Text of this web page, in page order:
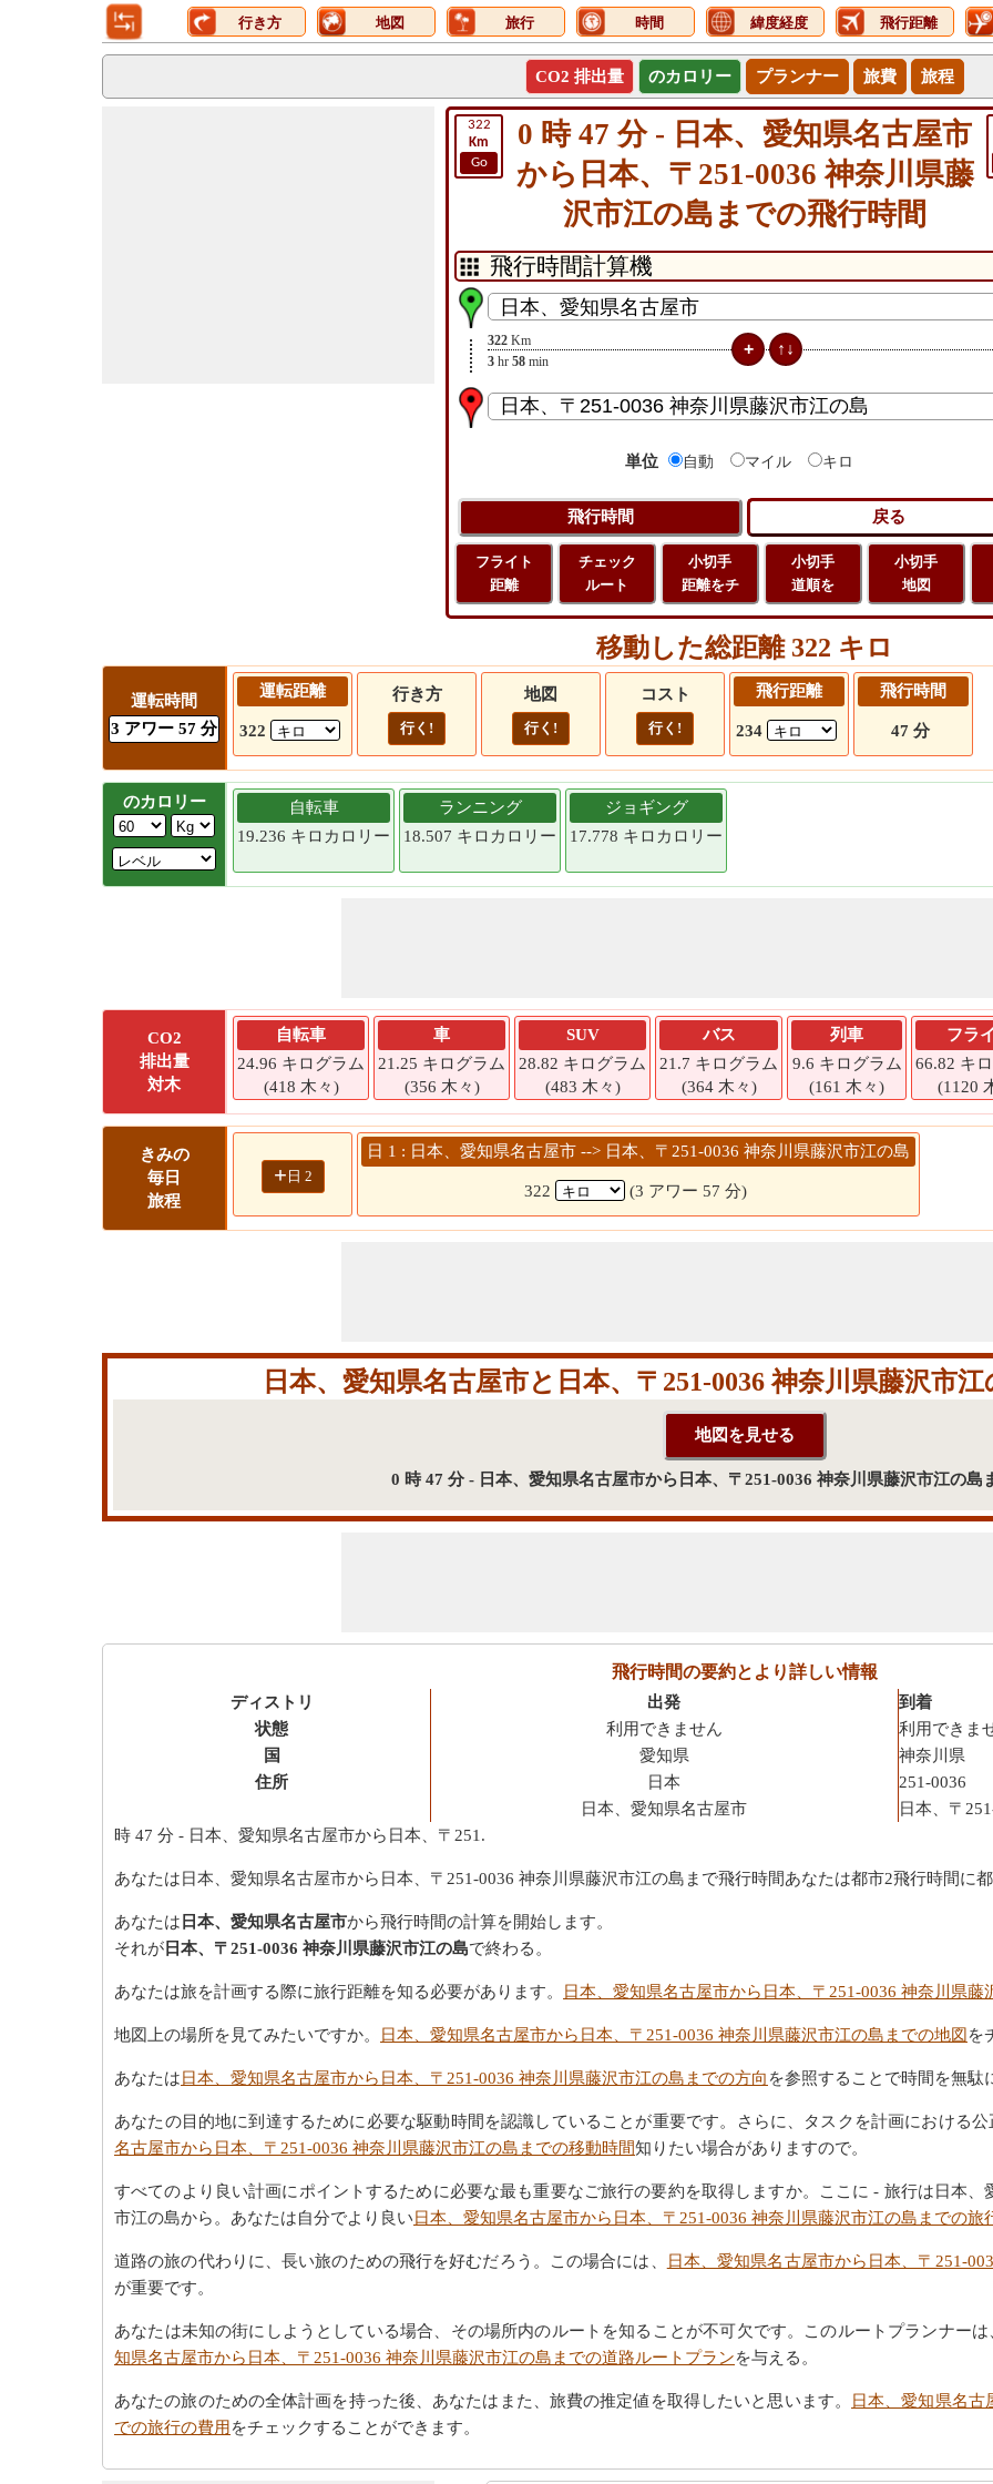
行き方 地図 旅行 時間 緯度経度 飛行距離
CO2 排出量 のカロリー プランナー 旅費 旅程
322
Km
Go
0 時 47 分 - 日本、愛知県名古屋市
から日本、〒251-0036 神奈川県藤
沢市江の島までの飛行時間
322 Km
3 hr 58 min
単位 自動 マイル キロ
フライト
距離
チェック
ルート
小切手
距離をチ
小切手
道順を
小切手
地図
移動した総距離 322 キロ
運転時間
3 アワー 57 分
運転距離
322
行き方
行く!
地図
行く!
コスト
行く!
飛行距離
234
飛行時間
47 分
のカロリー
自転車
19.236 キロカロリー
ランニング
18.507 キロカロリー
ジョギング
17.778 キロカロリー
CO2
排出量
対木
自転車
24.96 キログラム
(418 木々)
車
21.25 キログラム
(356 木々)
SUV
28.82 キログラム
(483 木々)
バス
21.7 キログラム
(364 木々)
列車
9.6 キログラム
(161 木々)
フラ
66.82 キ
(1120
きみの
毎日
旅程
+ 日 2
日 1 : 日本、愛知県名古屋市 --> 日本、〒251-0036 神奈川県藤沢市江の島
322 (3 アワー 57 分)
日本、愛知県名古屋市と日本、〒251-0036 神奈川県藤沢市
0 時 47 分 - 日本、愛知県名古屋市から日本、〒251-0036 神奈川県藤沢市江の島
飛行時間の要約とより詳しい情報
ディストリ
状態
国
住所
出発
利用できません
愛知県
日本
日本、愛知県名古屋市
到着
利用できま
神奈川県
251-0036
日本、〒
時 47 分 - 日本、愛知県名古屋市から日本、〒251.
あなたは日本、愛知県名古屋市から日本、〒251-0036 神奈川県藤沢市江の島まで飛行時間あなたは都市2飛行時間に
あなたは 日本、愛知県名古屋市から飛行時間の計算を開始します。
それが 日本、〒251-0036 神奈川県藤沢市江の島で終わる。
あなたは旅を計画する際に旅行距離を知る必要があります。 日本、愛知県名古屋市から日本、〒251-0036 神奈川県藤
地図上の場所を見てみたいですか。 日本、愛知県名古屋市から日本、〒251-0036 神奈川県藤沢市江の島までの地図を
あなたは日本、愛知県名古屋市から日本、〒251-0036 神奈川県藤沢市江の島までの方向 を参照することで時間を無駄
あなたの目的地に到達するために必要な駆動時間を認識していることが重要です。さらに、タスクを計画における
名古屋市から日本、〒251-0036 神奈川県藤沢市江の島までの移動時間知りたい場合がありますので。
すべてのより良い計画にポイントするために必要な最も重要なご旅行の要約を取得しますか。ここに - 旅行は日本、
市江の島から。あなたは自分でより良い日本、愛知県名古屋市から日本、〒251-0036 神奈川県藤沢市江の島までの旅
道路の旅の代わりに、長い旅のための飛行を好むだろう。この場合には、 日本、愛知県名古屋市から日本、〒251-
が重要です。
あなたは未知の街にしようとしている場合、その場所内のルートを知ることが不可欠です。このルートプランナー
知県名古屋市から日本、〒251-0036 神奈川県藤沢市江の島までの道路ルートプランを与える。
あなたの旅のための全体計画を持った後、あなたはまた、旅費の推定値を取得したいと思います。
日本、愛知県名古
での旅行の費用をチェックすることができます。